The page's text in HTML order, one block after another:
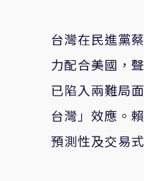
台灣在民進黨
力配合美國，
已陷入兩難局
台灣」效應。
預測性及交易